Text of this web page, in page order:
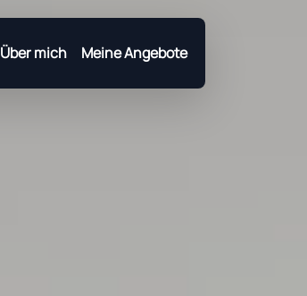
Über mich Meine Angebote